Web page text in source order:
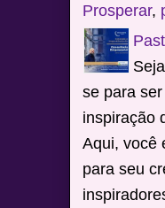
Prosperar,
se para
inspiração
Aqui, você
para seu